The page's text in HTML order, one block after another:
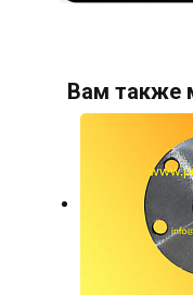
Вам также